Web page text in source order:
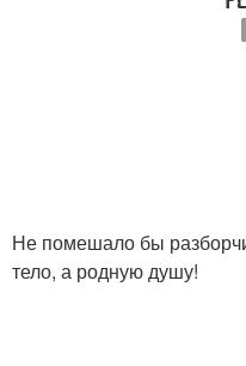
Не помешало бы
тело, а родную душу!